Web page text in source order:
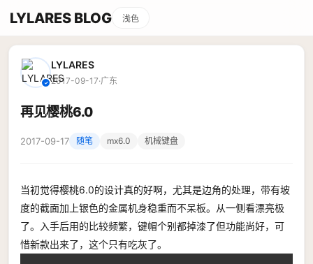
LYLARES BLOG 浅色
✓
LYLARES
2017-09-17·广东
再见樱桃6.0
2017-09-17 随笔 mx6.0 机械键盘
当初觉得樱桃6.0的设计真的好啊，尤其是边角的处理，带有坡
度的截面加上银色的金属机身稳重而不呆板。从一侧看漂亮极
了。入手后用的比较频繁，键帽个别都掉漆了但功能尚好，可
惜新款出来了，这个只有吃灰了。